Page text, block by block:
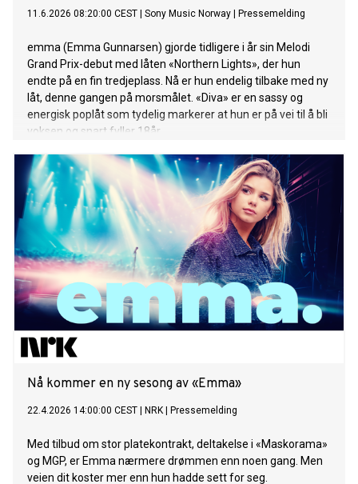
11.6.2026 08:20:00 CEST Sony Music Norway Pressemelding
emma (Emma Gunnarsen) gjorde tidligere i år sin Melodi
Grand Prix-debut med låten «Northern Lights», der hun
endte på en fin tredjeplass. Nå er hun endelig tilbake med ny
låt, denne gangen på morsmålet. «Diva» er en sassy og
energisk poplåt som tydelig markerer at hun er på vei til å bli
voksen og snart fyller 18år.
Nå kommer en ny sesong av «Emma»
22.4.2026 14:00:00 CEST NRK Pressemelding
Med tilbud om stor platekontrakt, deltakelse i «Maskorama»
og MGP, er Emma nærmere drømmen enn noen gang. Men
veien dit koster mer enn hun hadde sett for seg.